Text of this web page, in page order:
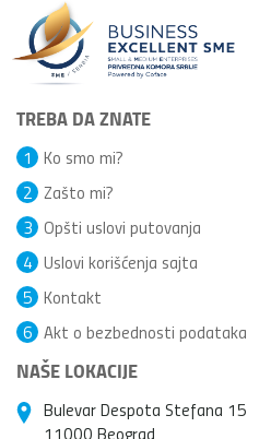
TREBA DA ZNATE
Ko smo mi?
1
Zašto mi?
2
Opšti uslovi putovanja
3
Uslovi korišćenja sajta
4
Kontakt
5
Akt o bezbednosti podataka
6
NAŠE LOKACIJE
Bulevar Despota Stefana 15
11000 Beograd